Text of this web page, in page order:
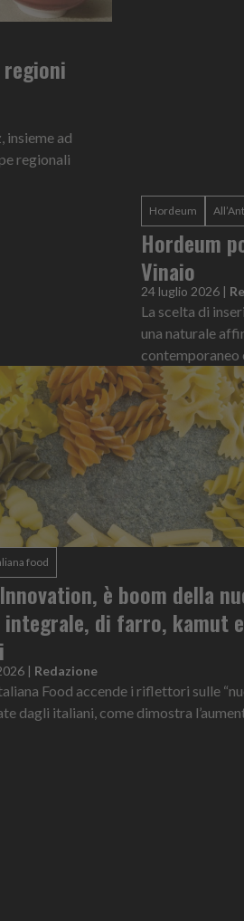
insieme ad
regionali
Hordeum
Hordeum
Vinaio
24 luglio 2026 |
La scelta di
una naturale
food
è boom della
integrale, di farro, kamut e
| Redazione
Food accende i riflettori sulle
dagli italiani, come dimostra